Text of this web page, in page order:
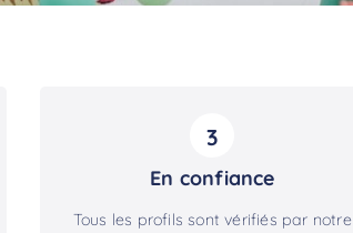
3
En confiance
Tous les profils sont vérifiés par notre